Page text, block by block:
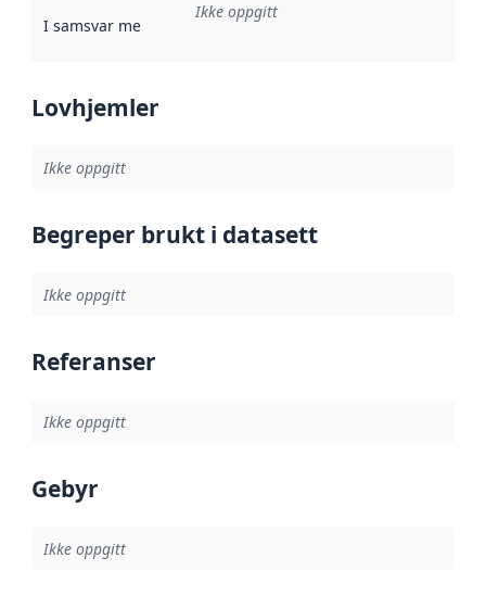
I samsvar med Referanse til en implementasjonsregel
Ikke oppgitt
Lovhjemler
Ikke oppgitt
Begreper brukt i datasett
Ikke oppgitt
Referanser
Ikke oppgitt
Gebyr
Ikke oppgitt